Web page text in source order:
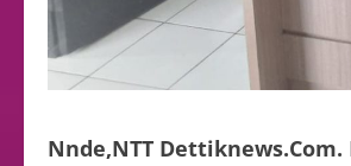
Nnde,NTT Dettiknews.Com.